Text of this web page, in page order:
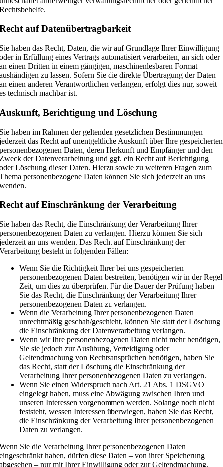
Rechtsbehelfe.
Recht auf Daten­übertrag­barkeit
Sie haben das Recht, Daten, die wir auf Grundlage Ihrer Einwilligung
oder in Erfüllung eines Vertrags automatisiert verarbeiten, an sich oder
an einen Dritten in einem gängigen, maschinenlesbaren Format
aushändigen zu lassen. Sofern Sie die direkte Übertragung der Daten
an einen anderen Verantwortlichen verlangen, erfolgt dies nur, soweit
es technisch machbar ist.
Auskunft, Berichtigung und Löschung
Sie haben im Rahmen der geltenden gesetzlichen Bestimmungen
jederzeit das Recht auf unentgeltliche Auskunft über Ihre gespeicherten
personenbezogenen Daten, deren Herkunft und Empfänger und den
Zweck der Datenverarbeitung und ggf. ein Recht auf Berichtigung
oder Löschung dieser Daten. Hierzu sowie zu weiteren Fragen zum
Thema personenbezogene Daten können Sie sich jederzeit an uns
wenden.
Recht auf Einschränkung der Verarbeitung
Sie haben das Recht, die Einschränkung der Verarbeitung Ihrer
personenbezogenen Daten zu verlangen. Hierzu können Sie sich
jederzeit an uns wenden. Das Recht auf Einschränkung der
Verarbeitung besteht in folgenden Fällen:
Wenn Sie die Richtigkeit Ihrer bei uns gespeicherten
personenbezogenen Daten bestreiten, benötigen wir in der Regel
Zeit, um dies zu überprüfen. Für die Dauer der Prüfung haben
Sie das Recht, die Einschränkung der Verarbeitung Ihrer
personenbezogenen Daten zu verlangen.
Wenn die Verarbeitung Ihrer personenbezogenen Daten
unrechtmäßig geschah/geschieht, können Sie statt der Löschung
die Einschränkung der Datenverarbeitung verlangen.
Wenn wir Ihre personenbezogenen Daten nicht mehr benötigen,
Sie sie jedoch zur Ausübung, Verteidigung oder
Geltendmachung von Rechtsansprüchen benötigen, haben Sie
das Recht, statt der Löschung die Einschränkung der
Verarbeitung Ihrer personenbezogenen Daten zu verlangen.
Wenn Sie einen Widerspruch nach Art. 21 Abs. 1 DSGVO
eingelegt haben, muss eine Abwägung zwischen Ihren und
unseren Interessen vorgenommen werden. Solange noch nicht
feststeht, wessen Interessen überwiegen, haben Sie das Recht,
die Einschränkung der Verarbeitung Ihrer personenbezogenen
Daten zu verlangen.
Wenn Sie die Verarbeitung Ihrer personenbezogenen Daten
eingeschränkt haben, dürfen diese Daten – von ihrer Speicherung
abgesehen – nur mit Ihrer Einwilligung oder zur Geltendmachung,